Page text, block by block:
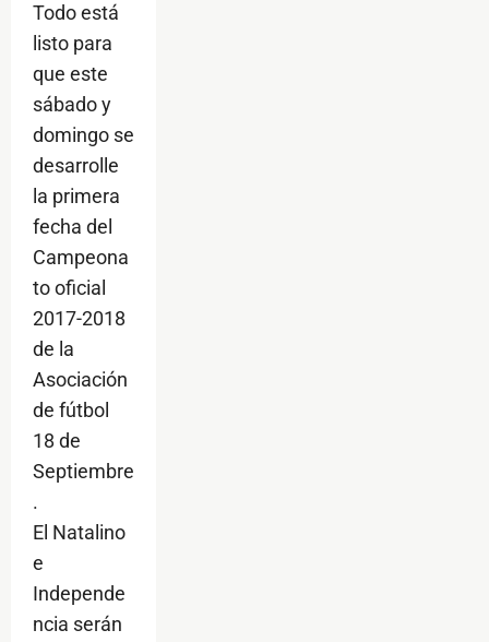
Todo está
listo para
que este
sábado y
domingo se
desarrolle
la primera
fecha del
Campeona
to oficial
2017-2018
de la
Asociación
de fútbol
18 de
Septiembre
.
El Natalino
e
Independe
ncia serán